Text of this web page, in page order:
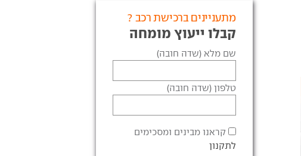
מתעניינים ברכישת רכב ?
קבלו ייעוץ מומחה
שם מלא (שדה חובה)
טלפון (שדה חובה)
קראנו מבינים ומסכימים
לתקנון